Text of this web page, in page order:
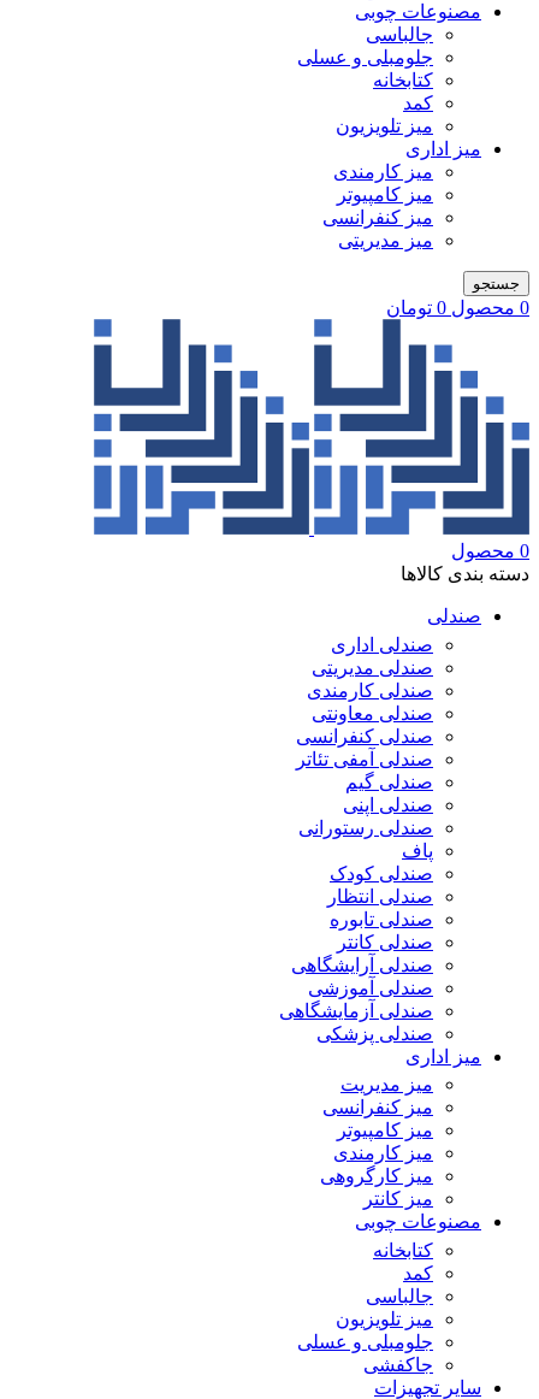
مصنوعات چوبی
جالباسی
جلومبلی و عسلی
کتابخانه
کمد
میز تلویزیون
میز اداری
میز کارمندی
میز کامپیوتر
میز کنفرانسی
میز مدیریتی
جستجو
0 محصول 0 تومان
0 محصول
دسته بندی کالاها
صندلی
صندلی اداری
صندلی مدیریتی
صندلی کارمندی
صندلی معاونتی
صندلی کنفرانسی
صندلی آمفی تئاتر
صندلی گیم
صندلی اپنی
صندلی رستورانی
پاف
صندلی کودک
صندلی انتظار
صندلی تابوره
صندلی کانتر
صندلی آرایشگاهی
صندلی آموزشی
صندلی آزمایشگاهی
صندلی پزشکی
میز اداری
میز مدیریت
میز کنفرانسی
میز کامپیوتر
میز کارمندی
میز کارگروهی
میز کانتر
مصنوعات چوبی
کتابخانه
کمد
جالباسی
میز تلویزیون
جلومبلی و عسلی
جاکفشی
سایر تجهیزات